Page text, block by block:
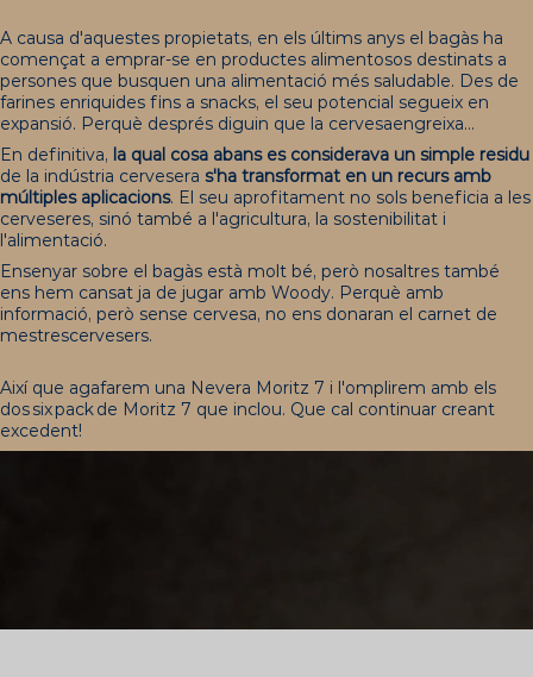
A causa d'aquestes propietats, en els últims anys el bagàs ha
començat a emprar-se en productes alimentosos destinats a
persones que busquen una alimentació més saludable. Des de
farines enriquides fins a snacks, el seu potencial segueix en
expansió. Perquè després diguin que la cervesaengreixa...
En definitiva, la qual cosa abans es considerava un simple residu
de la indústria cervesera s'ha transformat en un recurs amb
múltiples aplicacions. El seu aprofitament no sols beneficia a les
cerveseres, sinó també a l'agricultura, la sostenibilitat i
l'alimentació.
Ensenyar sobre el bagàs està molt bé, però nosaltres també
ens hem cansat ja de jugar amb Woody. Perquè amb
informació, però sense cervesa, no ens donaran el carnet de
mestrescervesers.
Així que agafarem una Nevera Moritz 7 i l'omplirem amb els
dos six pack de Moritz 7 que inclou. Que cal continuar creant
excedent!